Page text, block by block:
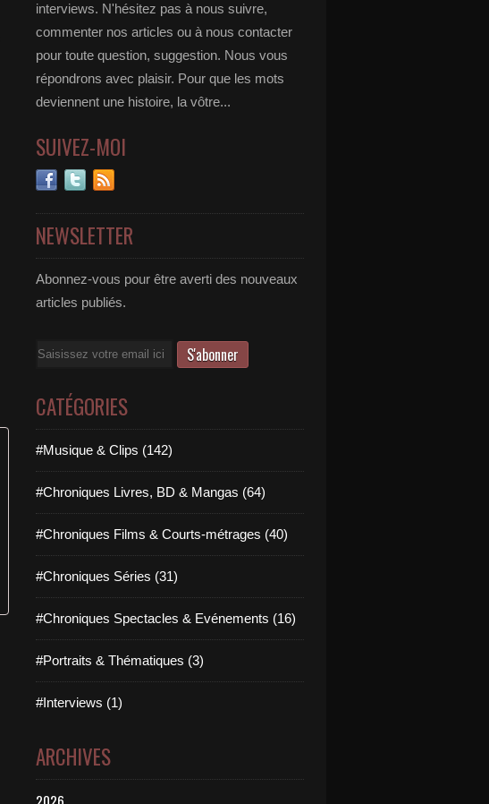
interviews. N'hésitez pas à nous suivre,
commenter nos articles ou à nous contacter
pour toute question, suggestion. Nous vous
répondrons avec plaisir. Pour que les mots
deviennent une histoire, la vôtre...
SUIVEZ-MOI
NEWSLETTER
Abonnez-vous pour être averti des nouveaux
articles publiés.
Email
CATÉGORIES
#Musique & Clips (142)
#Chroniques Livres, BD & Mangas (64)
#Chroniques Films & Courts-métrages (40)
#Chroniques Séries (31)
#Chroniques Spectacles & Evénements (16)
#Portraits & Thématiques (3)
#Interviews (1)
ARCHIVES